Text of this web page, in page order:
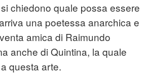
chiedono quale possa essere
una poetessa anarchica e
amica di Raimundo
anche di Quintina, la quale
questa arte.